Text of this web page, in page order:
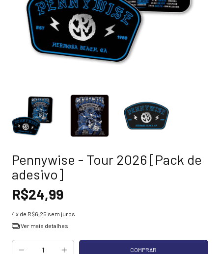
Pennywise - Tour 2026 [Pack de
adesivo]
R$24,99
4x de R$6,25 sem juros
Ver mais detalhes